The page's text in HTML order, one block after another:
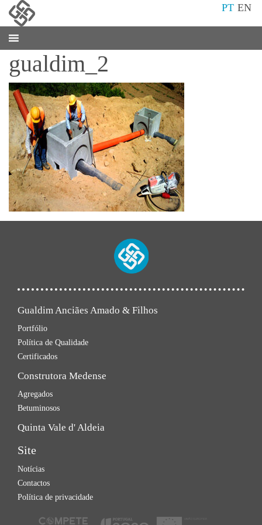
PT EN
gualdim_2
Gualdim Anciães Amado & Filhos
Portfólio
Política de Qualidade
Certificados
Construtora Medense
Agregados
Betuminosos
Quinta Vale d' Aldeia
Site
Notícias
Contactos
Política de privacidade